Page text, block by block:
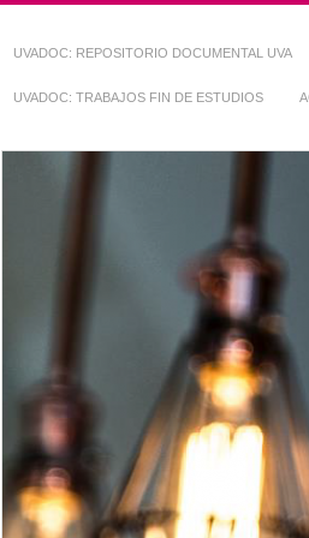
UVADOC: REPOSITORIO DOCUMENTAL UVA
UVADOC: TRABAJOS FIN DE ESTUDIOS
Repositorio
~ UVaDOC